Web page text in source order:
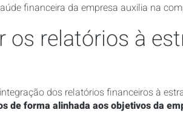
financeira da empresa auxilia na
os relatórios à
dos relatórios financeiros à
de forma alinhada aos objetivos da